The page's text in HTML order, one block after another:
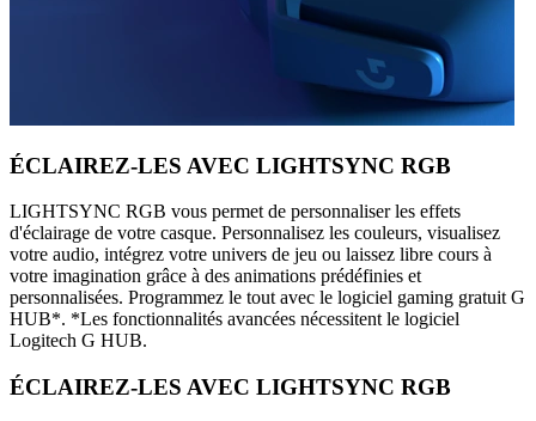
ÉCLAIREZ-LES AVEC LIGHTSYNC RGB
LIGHTSYNC RGB vous permet de personnaliser les effets
d'éclairage de votre casque. Personnalisez les couleurs, visualisez
votre audio, intégrez votre univers de jeu ou laissez libre cours à
votre imagination grâce à des animations prédéfinies et
personnalisées. Programmez le tout avec le logiciel gaming gratuit G
HUB*. *Les fonctionnalités avancées nécessitent le logiciel
Logitech G HUB.
ÉCLAIREZ-LES AVEC LIGHTSYNC RGB